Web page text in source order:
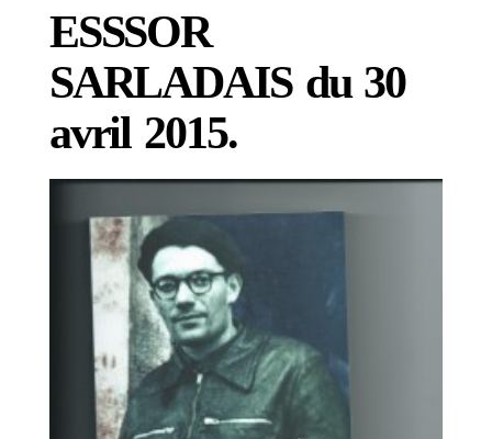
ESSSOR
SARLADAIS du 30
avril 2015.